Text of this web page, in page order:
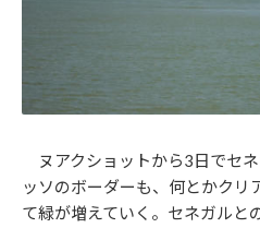
ヌアクショットから3日でセ
ッソのボーダーも、何とかクリ
て緑が増えていく。セネガルと